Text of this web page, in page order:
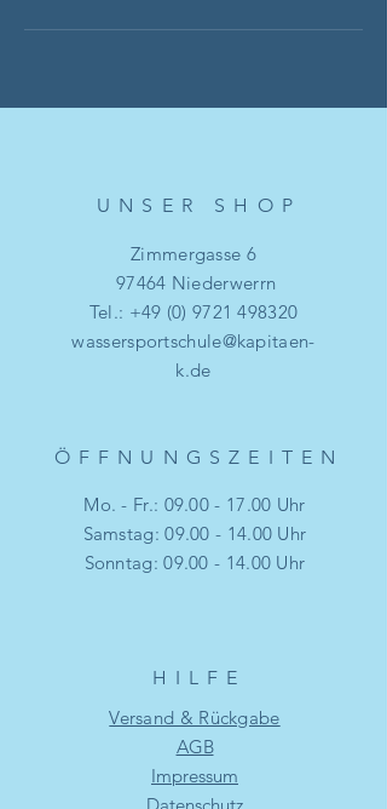
UNSER SHO P
Zimmergasse 6
97464 Niederwerrn
Tel.: +49 (0) 9721 498320
wassersportschule@kapitaen-
k.de
ÖFFNUNGSZEITE N
Mo. - Fr.: 09.00 - 17.00 Uhr
​​Samstag: 09.00 - 14.00 Uhr
​Sonntag: 09.00 - 14.00 Uhr
HILF E
Versand & Rückgabe
AGB
Impressum